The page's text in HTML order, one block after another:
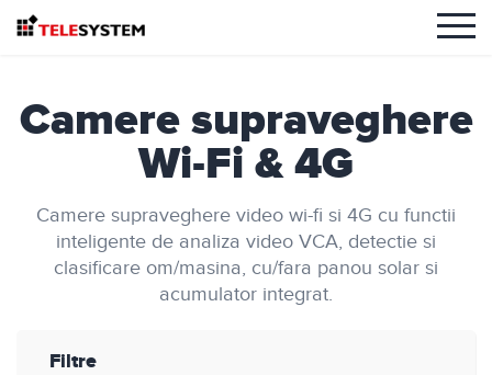
Camere supraveghere
Wi-Fi & 4G
Camere supraveghere video wi-fi si 4G cu functii
inteligente de analiza video VCA, detectie si
clasificare om/masina, cu/fara panou solar si
acumulator integrat.
Filtre